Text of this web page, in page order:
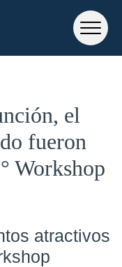
el
fueron
Workshop
atractivos